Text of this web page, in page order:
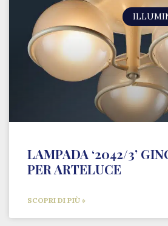
LAMPADA ‘2042/3’
PER ARTELUCE
SCOPRI DI PIÙ »